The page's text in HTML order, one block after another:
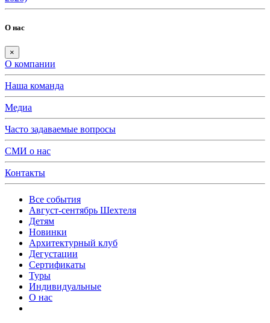
О нас
×
О компании
Наша команда
Медиа
Часто задаваемые вопросы
СМИ о нас
Контакты
Все события
Август-сентябрь Шехтеля
Детям
Новинки
Архитектурный клуб
Дегустации
Сертификаты
Туры
Индивидуальные
О нас